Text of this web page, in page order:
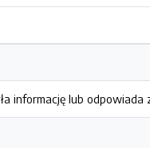
informację lub odpowiada